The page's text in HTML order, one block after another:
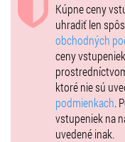
Kúpne ceny
uhradiť len
obchodných
ceny
ktoré nie sú
podmienkach.
vstupeniek na
uvedené inak.